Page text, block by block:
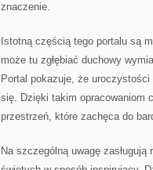
znaczenie.
Istotną częścią tego portalu są
może tu zgłębiać duchowy
Portal pokazuje, że
się. Dzięki takim opracowaniom
przestrzeń, które zachęca do
Na szczególną uwagę